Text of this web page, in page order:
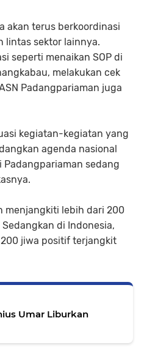
akan terus berkoordinasi
lintas sektor lainnya.
seperti menaikan SOP di
melakukan cek
Padangpariaman juga
kegiatan-kegiatan yang
agenda nasional
Padangpariaman sedang
menjangkiti lebih dari 200
di Indonesia,
jiwa positif terjangkit
Umar Liburkan